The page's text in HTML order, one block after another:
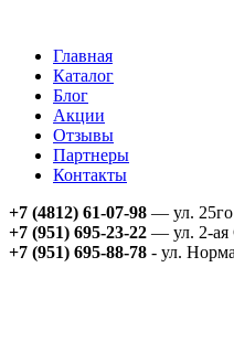
Главная
Каталог
Блог
Акции
Отзывы
Партнеры
Контакты
+7 (4812) 61-07-98 — ул. 25го
+7 (951) 695-23-22 — ул. 2-ая
+7 (951) 695-88-78 - ул.